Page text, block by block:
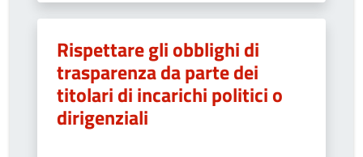
Rispettare gli obblighi di
trasparenza da parte dei
titolari di incarichi politici o
dirigenziali